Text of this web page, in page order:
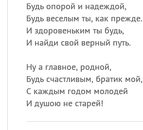
Будь опорой и надеждой,
Будь веселым ты, как прежде.
И здоровеньким ты будь,
И найди свой верный путь.
Ну а главное, родной,
Будь счастливым, братик мой,
С каждым годом молодей
И душою не старей!